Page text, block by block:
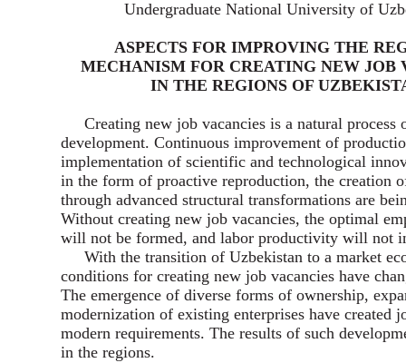
Undergraduate National University of
ASPECTS FOR IMPROVING THE
MECHANISM FOR CREATING NEW JOB
IN THE REGIONS OF
Creating new job vacancies is a natural process
development. Continuous improvement of
implementation of scientific and technological
in the form of proactive reproduction, the creation
through advanced structural transformations are
Without creating new job vacancies, the optimal
will not be formed, and labor productivity will not
With the transition of Uzbekistan to a market
conditions for creating new job vacancies have
The emergence of diverse forms of ownership,
modernization of existing enterprises have created
modern requirements. The results of such
in the regions.